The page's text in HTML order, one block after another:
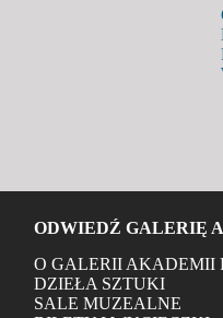
ODWIEDŹ GALERIĘ
O GALERII AKADEMII
DZIEŁA SZTUKI
SALE MUZEALNE